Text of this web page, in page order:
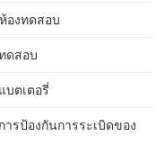
องทดสอบ
ดสอบ
บตเตอรี่
รป้องกันการระเบิดของ